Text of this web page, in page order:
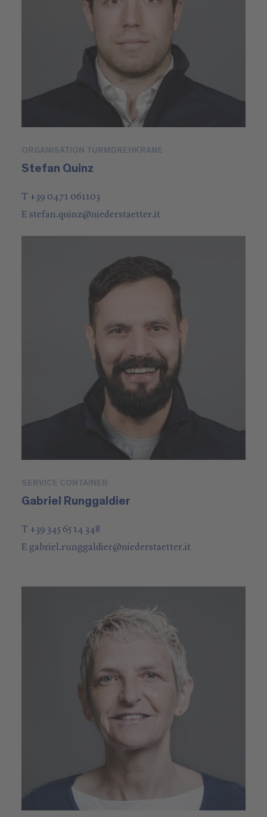
ORGANISATION TURMDREHKRANE
Stefan Quinz
T +39 0471 061103
Estefan.quinz@niederstaetter.it
SERVICE CONTAINER
Gabriel Runggaldier
T +39 345 65 14 348
E gabriel.runggaldier@niederstaetter.it